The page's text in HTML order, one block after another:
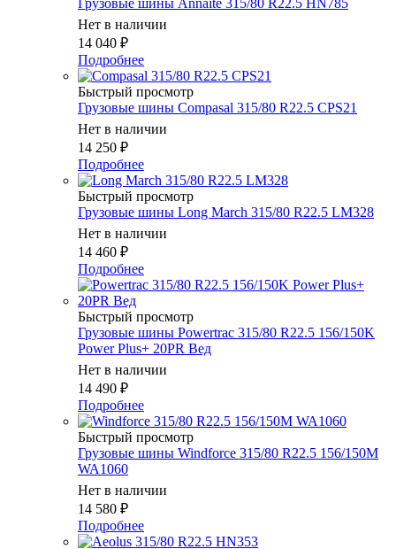
Грузовые шины Annaite 315/80 R22.5 HN785
Нет в наличии
14 040 ₽
Подробнее
Быстрый просмотр
Грузовые шины Compasal 315/80 R22.5 CPS21
Нет в наличии
14 250 ₽
Подробнее
Быстрый просмотр
Грузовые шины Long March 315/80 R22.5 LM328
Нет в наличии
14 460 ₽
Подробнее
Быстрый просмотр
Грузовые шины Powertrac 315/80 R22.5 156/150K
Power Plus+ 20PR Вед
Нет в наличии
14 490 ₽
Подробнее
Быстрый просмотр
Грузовые шины Windforce 315/80 R22.5 156/150M
WA1060
Нет в наличии
14 580 ₽
Подробнее